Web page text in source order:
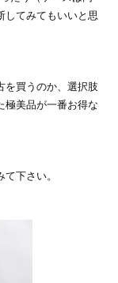
してみてもいいと思
を買うのか、選択肢
極美品が一番お得な
下さい。